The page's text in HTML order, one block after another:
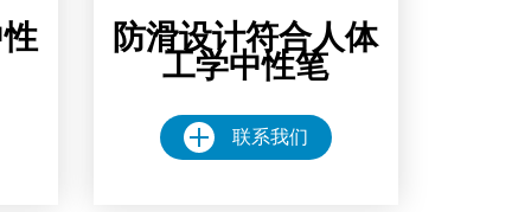
防滑设计符合人体
工学中性笔
联系我们